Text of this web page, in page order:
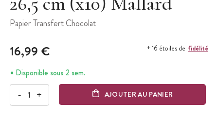
Papier Transfert Chocolat
16,99 € + 16 étoiles de fidélité
Disponible sous 2 sem.
- + AJOUTER AU PANIER